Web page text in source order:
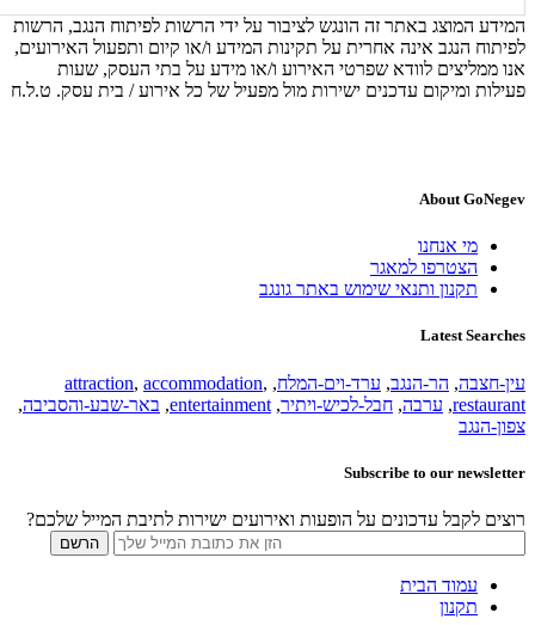
המידע המוצג באתר זה הונגש לציבור על ידי הרשות לפיתוח הנגב, הרשות
לפיתוח הנגב אינה אחרית על תקינות המידע ו/או קיום ותפעול האירועים,
אנו ממליצים לוודא שפרטי האירוע ו/או מידע על בתי העסק, שעות
פעילות ומיקום עדכנים ישירות מול מפעיל של כל אירוע / בית עסק. ט.ל.ח
About GoNegev
מי אנחנו
הצטרפו למאגר
תקנון ותנאי שימוש באתר גונגב
Latest Searches
עין-חצבה, הר-הנגב, ערד-וים-המלח,
attraction, accommodation,
restaurant
, ערבה, חבל-לכיש-ויתיר,
entertainment
, באר-שבע-והסביבה,
צפון-הנגב
Subscribe to our newsletter
רוצים לקבל עדכונים על הופעות ואירועים ישירות לתיבת המייל שלכם?
עמוד הבית
תקנון